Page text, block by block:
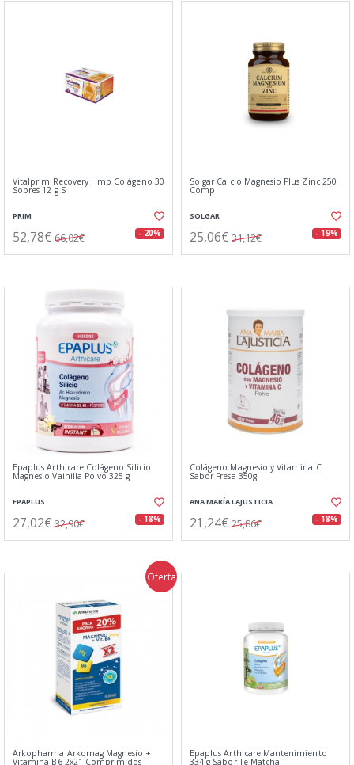
Vitalprim Recovery Hmb Colágeno 30
Sobres 12 g S
PRIM
52,78€ 66,02€ - 20%
Solgar Calcio Magnesio Plus Zinc 250
Comp
SOLGAR
25,06€ 31,12€ - 19%
Epaplus Arthicare Colágeno Silicio
Magnesio Vainilla Polvo 325 g
EPAPLUS
27,02€ 32,90€ - 18%
Colágeno Magnesio y Vitamina C
Sabor Fresa 350g
ANA MARÍA LAJUSTICIA
21,24€ 25,86€ - 18%
Oferta
Arkopharma Arkomag Magnesio +
Vitamina B6 2x21 Comprimidos
Epaplus Arthicare Mantenimiento
334 g Sabor Te Matcha